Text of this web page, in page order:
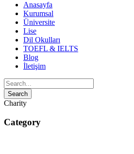
Anasayfa
Kurumsal
Üniversite
Lise
Dil Okulları
TOEFL & IELTS
Blog
İletişim
Charity
Category